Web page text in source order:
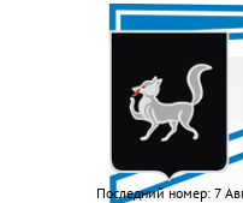
Последний номер: 7